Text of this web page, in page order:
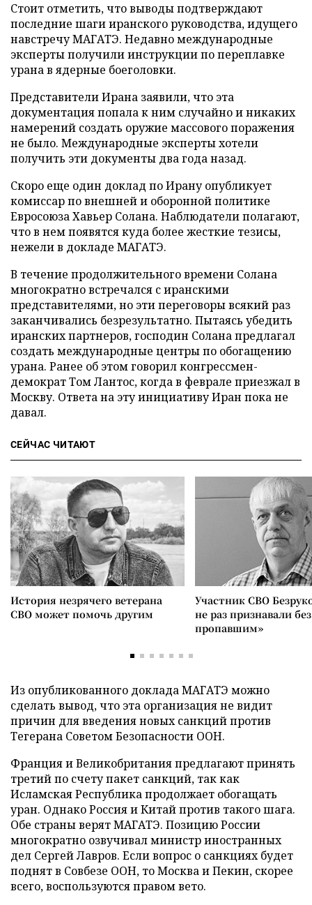
Стоит отметить, что выводы подтверждают
последние шаги иранского руководства, идущего
навстречу МАГАТЭ. Недавно международные
эксперты получили инструкции по переплавке
урана в ядерные боеголовки.
Представители Ирана заявили, что эта
документация попала к ним случайно и никаких
намерений создать оружие массового поражения
не было. Международные эксперты хотели
получить эти документы два года назад.
Скоро еще один доклад по Ирану опубликует
комиссар по внешней и оборонной политике
Евросоюза Хавьер Солана. Наблюдатели полагают,
что в нем появятся куда более жесткие тезисы,
нежели в докладе МАГАТЭ.
В течение продолжительного времени Солана
многократно встречался с иранскими
представителями, но эти переговоры всякий раз
заканчивались безрезультатно. Пытаясь убедить
иранских партнеров, господин Солана предлагал
создать международные центры по обогащению
урана. Ранее об этом говорил конгрессмен-
демократ Том Лантос, когда в феврале приезжал в
Москву. Ответа на эту инициативу Иран пока не
давал.
СЕЙЧАС ЧИТАЮТ
История незрячего ветерана
СВО может помочь другим
Участник СВО
не раз признавали
пропавшим»
Из опубликованного доклада МАГАТЭ можно
сделать вывод, что эта организация не видит
причин для введения новых санкций против
Тегерана Советом Безопасности ООН.
Франция и Великобритания предлагают принять
третий по счету пакет санкций, так как
Исламская Республика продолжает обогащать
уран. Однако Россия и Китай против такого шага.
Обе страны верят МАГАТЭ. Позицию России
многократно озвучивал министр иностранных
дел Сергей Лавров. Если вопрос о санкциях будет
поднят в Совбезе ООН, то Москва и Пекин, скорее
всего, воспользуются правом вето.